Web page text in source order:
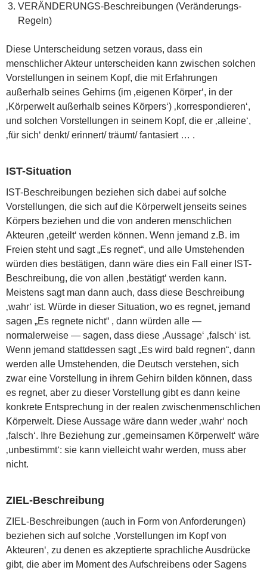
VERÄNDERUNGS-Beschreibungen (Veränderungs-
Regeln)
Diese Unterscheidung setzen voraus, dass ein
menschlicher Akteur unterscheiden kann zwischen solchen
Vorstellungen in seinem Kopf, die mit Erfahrungen
außerhalb seines Gehirns (im ‚eigenen Körper‘, in der
‚Körperwelt außerhalb seines Körpers‘) ‚korrespondieren‘,
und solchen Vorstellungen in seinem Kopf, die er ‚alleine‘,
‚für sich‘ denkt/ erinnert/ träumt/ fantasiert … .
IST-Situation
IST-Beschreibungen beziehen sich dabei auf solche
Vorstellungen, die sich auf die Körperwelt jenseits seines
Körpers beziehen und die von anderen menschlichen
Akteuren ‚geteilt‘ werden können. Wenn jemand z.B. im
Freien steht und sagt „Es regnet“, und alle Umstehenden
würden dies bestätigen, dann wäre dies ein Fall einer IST-
Beschreibung, die von allen ‚bestätigt‘ werden kann.
Meistens sagt man dann auch, dass diese Beschreibung
‚wahr‘ ist. Würde in dieser Situation, wo es regnet, jemand
sagen „Es regnete nicht“ , dann würden alle —
normalerweise — sagen, dass diese ‚Aussage‘ ‚falsch‘ ist.
Wenn jemand stattdessen sagt „Es wird bald regnen“, dann
werden alle Umstehenden, die Deutsch verstehen, sich
zwar eine Vorstellung in ihrem Gehirn bilden können, dass
es regnet, aber zu dieser Vorstellung gibt es dann keine
konkrete Entsprechung in der realen zwischenmenschlichen
Körperwelt. Diese Aussage wäre dann weder ‚wahr‘ noch
‚falsch‘. Ihre Beziehung zur ‚gemeinsamen Körperwelt‘ wäre
‚unbestimmt‘: sie kann vielleicht wahr werden, muss aber
nicht.
ZIEL-Beschreibung
ZIEL-Beschreibungen (auch in Form von Anforderungen)
beziehen sich auf solche ‚Vorstellungen im Kopf von
Akteuren‘, zu denen es akzeptierte sprachliche Ausdrücke
gibt, die aber im Moment des Aufschreibens oder Sagens